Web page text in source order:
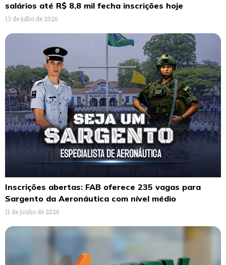
salários até R$ 8,8 mil fecha inscrições hoje
13 de julho de 2026
Inscrições abertas: FAB oferece 235 vagas para
Sargento da Aeronáutica com nível médio
11 de junho de 2026